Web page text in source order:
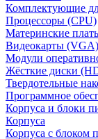
Комплектующие
Процессоры (CPU)
Материнские
Видеокарты (VGA)
Модули
Жёсткие диски
Твердотельные
Программное
Корпуса и блоки
Корпуса
Корпуса с блоком